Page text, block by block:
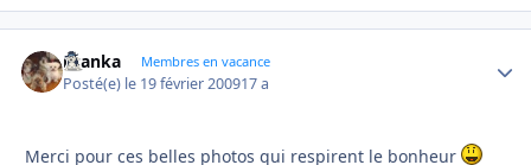
branka Membres en vacance
Posté(e) le 19 février 200917 a
Merci pour ces belles photos qui respirent le bonheur